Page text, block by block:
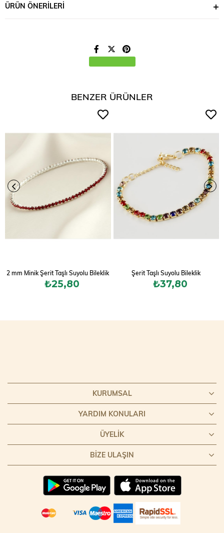
ÜRÜN ÖNERILERI
BENZER ÜRÜNLER
2 mm Minik Şerit Taşlı Suyolu Bileklik
₺25,80
Şerit Taşlı Suyolu Bileklik
₺37,80
KURUMSAL
YARDIM KONULARI
ÜYELIK
BIZE ULAŞIN